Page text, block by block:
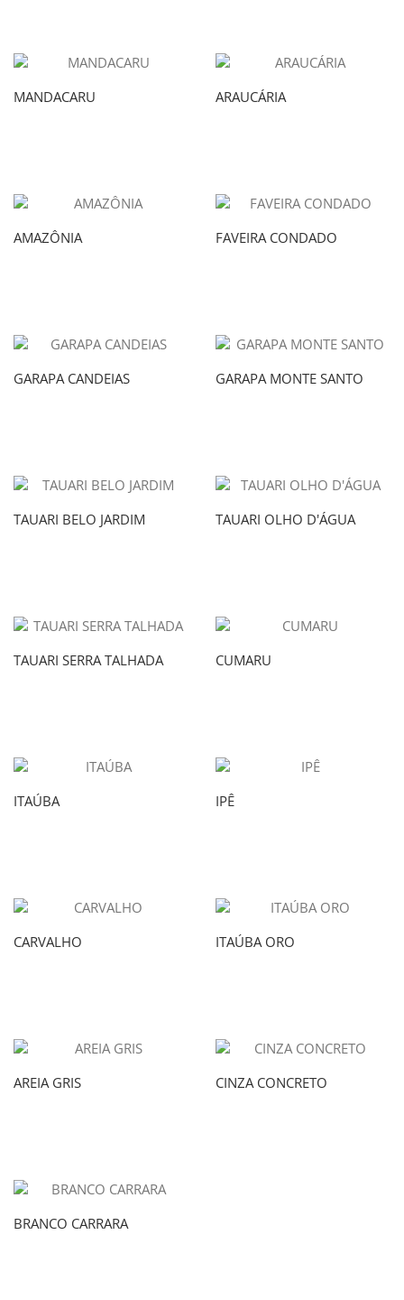
MANDACARU ARAUCÁRIA
AMAZÔNIA FAVEIRA CONDADO
GARAPA CANDEIAS GARAPA MONTE SANTO
TAUARI BELO JARDIM TAUARI OLHO D'ÁGUA
TAUARI SERRA TALHADA CUMARU
ITAÚBA IPÊ
CARVALHO ITAÚBA ORO
AREIA GRIS CINZA CONCRETO
BRANCO CARRARA